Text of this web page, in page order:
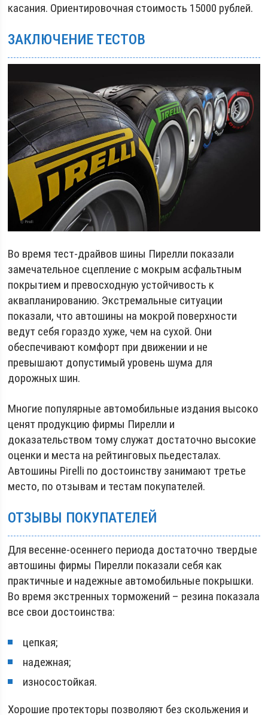
касания. Ориентировочная стоимость 15000 рублей.
ЗАКЛЮЧЕНИЕ ТЕСТОВ
Во время тест-драйвов шины Пирелли показали
замечательное сцепление с мокрым асфальтным
покрытием и превосходную устойчивость к
аквапланированию. Экстремальные ситуации
показали, что автошины на мокрой поверхности
ведут себя гораздо хуже, чем на сухой. Они
обеспечивают комфорт при движении и не
превышают допустимый уровень шума для
дорожных шин.
Многие популярные автомобильные издания высоко
ценят продукцию фирмы Пирелли и
доказательством тому служат достаточно высокие
оценки и места на рейтинговых пьедесталах.
Автошины Pirelli по достоинству занимают третье
место, по отзывам и тестам покупателей.
ОТЗЫВЫ ПОКУПАТЕЛЕЙ
Для весенне-осеннего периода достаточно твердые
автошины фирмы Пирелли показали себя как
практичные и надежные автомобильные покрышки.
Во время экстренных торможений – резина показала
все свои достоинства:
цепкая;
надежная;
износостойкая.
Хорошие протекторы позволяют без скольжения и